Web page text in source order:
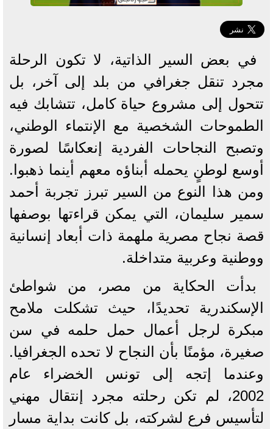
في بعض السير الذاتية، لا تكون الرحلة
مجرد تنقل جغرافي من بلد إلى آخر، بل
تتحول إلى مشروع حياة كامل، تتشابك فيه
الطموحات الشخصية مع الإنتماء الوطني،
وتصبح النجاحات الفردية إنعكاسًا لصورة
أوسع لوطنٍ يحمله أبناؤه معهم أينما ذهبوا.
ومن هذا النوع من السير تبرز تجربة أحمد
سمير سليمان، التي يمكن قراءتها بوصفها
قصة نجاح مصرية ملهمة ذات أبعاد إنسانية
ووطنية وعربية متداخلة.
بدأت الحكاية من مصر، من شواطئ
الإسكندرية تحديدًا، حيث تشكلت ملامح
مبكرة لرجل أعمال حمل حلمه في سن
صغيرة، مؤمنًا بأن النجاح لا تحده الجغرافيا.
وعندما إتجه إلى تونس الخضراء عام
2002، لم تكن رحلته مجرد إنتقال مهني
لتأسيس فرع لشركته، بل كانت بداية مسار